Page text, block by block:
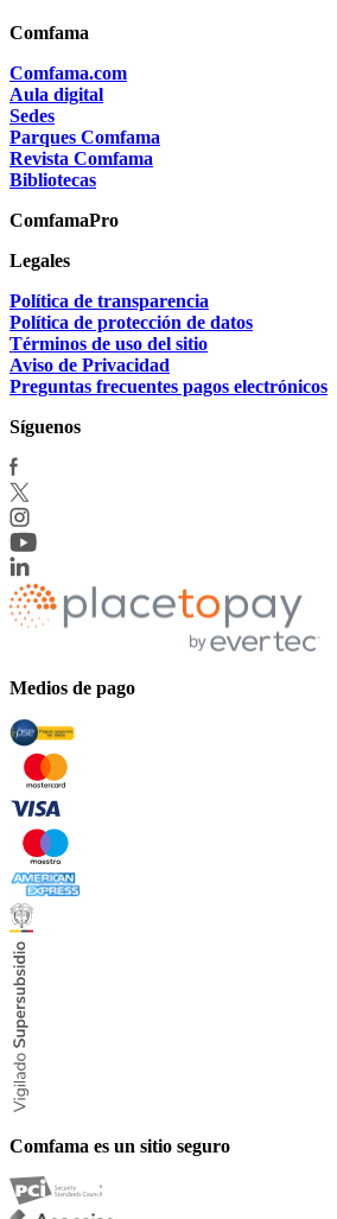
Comfama
Comfama.com
Aula digital
Sedes
Parques Comfama
Revista Comfama
Bibliotecas
ComfamaPro
Legales
Política de transparencia
Política de protección de datos
Términos de uso del sitio
Aviso de Privacidad
Preguntas frecuentes pagos electrónicos
Síguenos
Medios de pago
Comfama es un sitio seguro